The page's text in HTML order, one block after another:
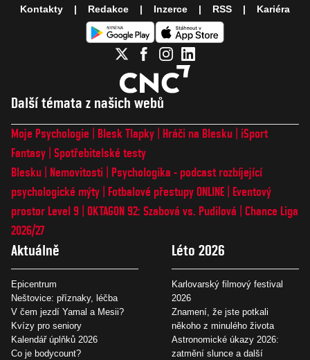
Další témata z našich webů
Moje Psychologie Blesk Tlapky Hráči na Blesku
iSport
Fantasy Spotřebitelské testy
Blesku
Nemovitosti
Psychologika - podcast rozbíjející
psychologické mýty
Fotbalové přestupy ONLINE
Eventový
prostor Level 9 OKTAGON 92: Szabová vs. Pudilová
Chance Liga
2026/27
Aktuálně
Epicentrum
Neštovice: příznaky, léčba
V čem jezdí Yamal a Mesii?
Kvízy pro seniory
Kalendář úplňků 2026
Co je bodycount?
Léto 2026
Karlovarský filmový festival
2026
Znamení, že jste potkali
někoho z minulého života
Astronomické úkazy 2026:
zatmění slunce a další
Kontakty Redakce Inzerce RSS Kariéra